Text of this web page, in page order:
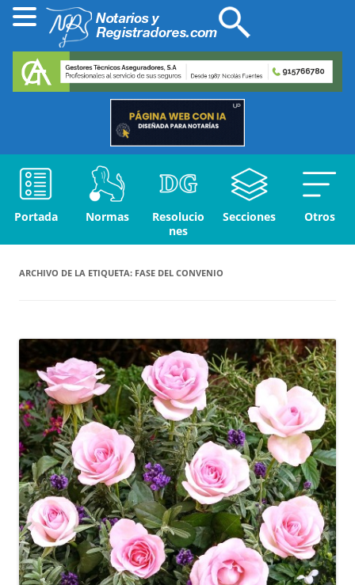
Portada Normas
Resolucio
nes
Secciones Otros
ARCHIVO DE LA ETIQUETA: FASE DEL CONVENIO